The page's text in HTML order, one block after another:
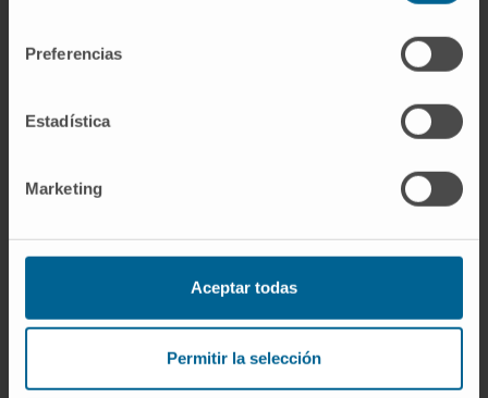
Preferencias
Estadística
Marketing
Aceptar todas
Permitir la selección
diagnostique.
Aire de l’appareil musculo-squelettique
Aire du sein
Aire de radiologie interventionnelle